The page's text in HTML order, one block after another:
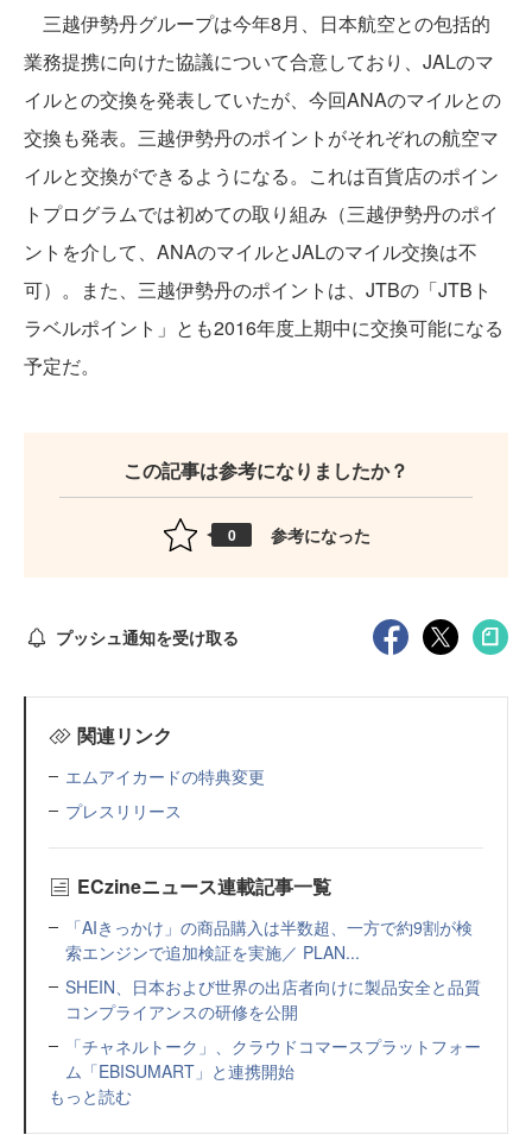
三越伊勢丹グループは今年8月、日本航空との包括的
業務提携に向けた協議について合意しており、JALのマ
イルとの交換を発表していたが、今回ANAのマイルとの
交換も発表。三越伊勢丹のポイントがそれぞれの航空マ
イルと交換ができるようになる。これは百貨店のポイン
トプログラムでは初めての取り組み（三越伊勢丹のポイ
ントを介して、ANAのマイルとJALのマイル交換は不
可）。また、三越伊勢丹のポイントは、JTBの「JTBト
ラベルポイント」とも2016年度上期中に交換可能になる
予定だ。
この記事は参考になりましたか？
0 参考になった
プッシュ通知を受け取る
関連リンク
エムアイカードの特典変更
プレスリリース
ECzineニュース連載記事一覧
「AIきっかけ」の商品購入は半数超、一方で約9割が検
索エンジンで追加検証を実施／ PLAN...
SHEIN、日本および世界の出店者向けに製品安全と品質
コンプライアンスの研修を公開
「チャネルトーク」、クラウドコマースプラットフォー
ム「EBISUMART」と連携開始
もっと読む